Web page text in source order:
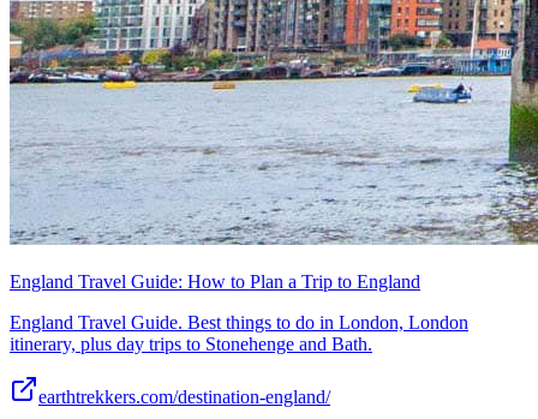
England Travel Guide: How to Plan a Trip to England
England Travel Guide. Best things to do in London, London
itinerary, plus day trips to Stonehenge and Bath.
earthtrekkers.com/destination-england/